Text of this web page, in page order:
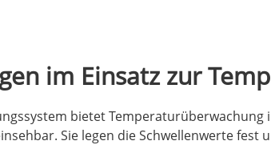
im Einsatz zur
bietet
Sie legen die Schwellenwerte